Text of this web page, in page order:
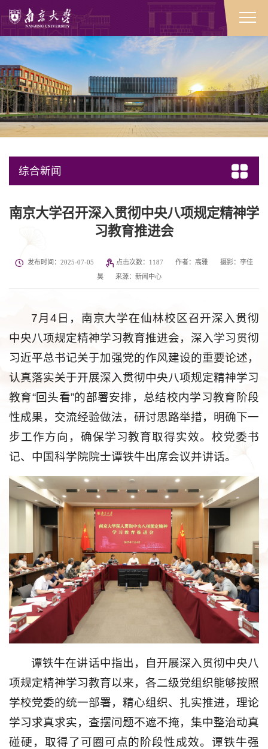
综合新闻
南京大学召开深入贯彻中央八项规定精神学
习教育推进会
发布时间：2025-07-05 点击次数： 1187 作者：高雅
摄影：李佳
昊
来源：新闻中心
7月4日，南京大学在仙林校区召开深入贯彻
中央八项规定精神学习教育推进会，深入学习贯彻
习近平总书记关于加强党的作风建设的重要论述，
认真落实关于开展深入贯彻中央八项规定精神学习
教育“回头看”的部署安排，总结校内学习教育阶段
性成果，交流经验做法，研讨思路举措，明确下一
步工作方向，确保学习教育取得实效。校党委书
记、中国科学院院士谭铁牛出席会议并讲话。
谭铁牛在讲话中指出，自开展深入贯彻中央八
项规定精神学习教育以来，各二级党组织能够按照
学校党委的统一部署，精心组织、扎实推进，理论
学习求真求实，查摆问题不遮不掩，集中整治动真
碰硬，取得了可圈可点的阶段性成效。谭铁牛强